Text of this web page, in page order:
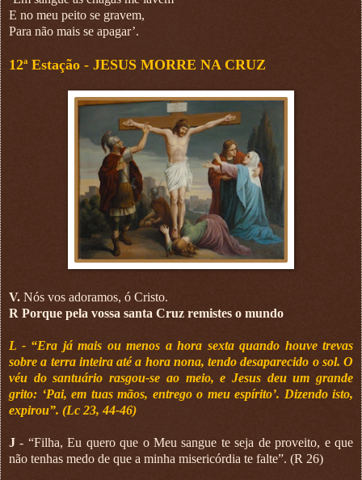
E no meu peito se gravem,
Para não mais se apagar’.
12ª Estação - JESUS MORRE NA CRUZ
V. Nós vos adoramos, ó Cristo.
R Porque pela vossa santa Cruz remistes o mundo
L - “Era já mais ou menos a hora sexta quando houve trevas
sobre a terra inteira até a hora nona, tendo desaparecido o sol. O
véu do santuário rasgou-se ao meio, e Jesus deu um grande
grito: ‘Pai, em tuas mãos, entrego o meu espírito’. Dizendo isto,
expirou”. (Lc 23, 44-46)
J - “Filha, Eu quero que o Meu sangue te seja de proveito, e que
não tenhas medo de que a minha misericórdia te falte”. (R 26)